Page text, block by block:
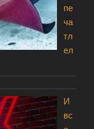
пе
ча
тл
ел
И
вс